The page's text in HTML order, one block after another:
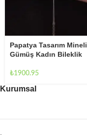
Papatya Tasarım Mineli
Gümüş Kadın Bileklik
₺1900.95
Kurumsal